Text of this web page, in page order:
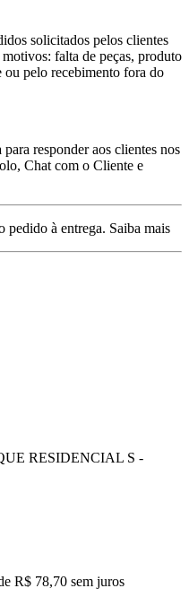
solicitados pelos clientes
falta de peças, produto
pelo recebimento fora do
responder aos clientes nos
Chat com o Cliente e
pedido à entrega. Saiba mais
RESIDENCIAL S -
R$ 78,70 sem juros